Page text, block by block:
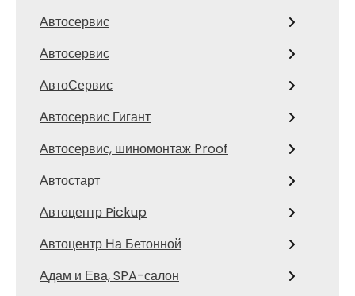
Автосервис
Автосервис
АвтоСервис
Автосервис Гигант
Автосервис, шиномонтаж Proof
Автостарт
Автоцентр Pickup
Автоцентр На Бетонной
Адам и Ева, SPA-салон